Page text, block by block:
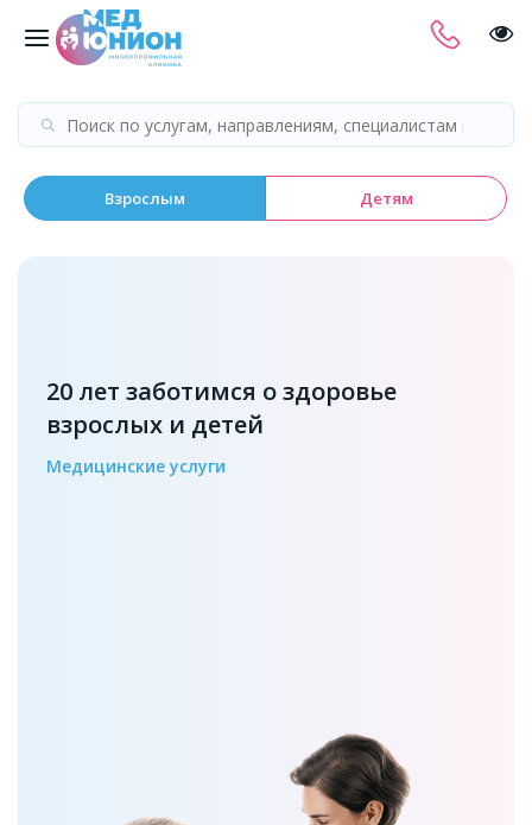
Взрослым Детям
20 лет заботимся о здоровье
взрослых и детей
Медицинские услуги